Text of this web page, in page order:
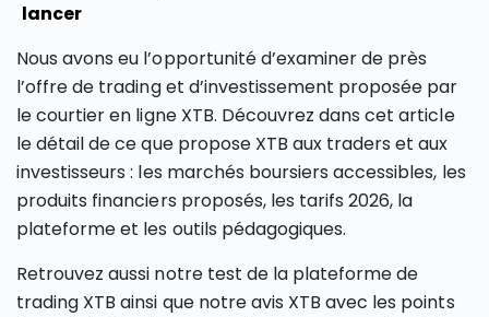
lancer
Nous avons eu l’opportunité d’examiner de près
l’offre de trading et d’investissement proposée par
le courtier en ligne XTB. Découvrez dans cet article
le détail de ce que propose XTB aux traders et aux
investisseurs : les marchés boursiers accessibles, les
produits financiers proposés, les tarifs 2026, la
plateforme et les outils pédagogiques.
Retrouvez aussi notre test de la plateforme de
trading XTB ainsi que notre avis XTB avec les points